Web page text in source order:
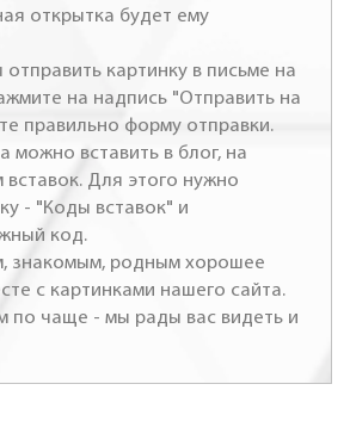
открытка будет ему
картинку в письме на
на надпись "Отправить на
правильно форму отправки.
можно вставить в блог, на
Для этого нужно
- "Коды вставок" и
код.
знакомым, родным хорошее
с картинками нашего сайта.
по чаще - мы рады вас видеть и